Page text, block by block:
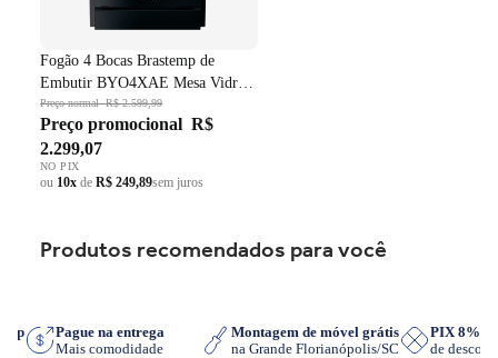
Fogão 4 Bocas Brastemp de
Embutir BYO4XAE Mesa Vidro
Grade em Ferro Fundido Dupla
Chama Preto Bivolt
Preço normalR$ 2.599,99
Preço promocional R$
2.299,07
NO PIX
ou 10x de R$ 249,89sem juros
Produtos recomendados para você
Pague na entrega
Mais comodidade
Montagem de móvel grátis
na Grande Florianópolis/SC
PIX 8%
de